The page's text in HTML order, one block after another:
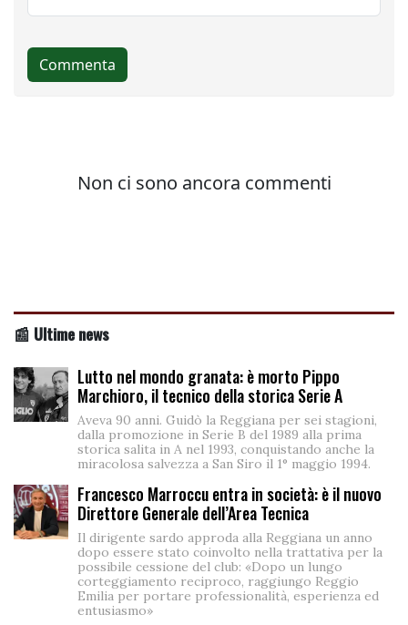
📰 Ultime news
Lutto nel mondo granata: è morto Pippo
Marchioro, il tecnico della storica Serie A
Aveva 90 anni. Guidò la Reggiana per sei stagioni,
dalla promozione in Serie B del 1989 alla prima
storica salita in A nel 1993, conquistando anche la
miracolosa salvezza a San Siro il 1° maggio 1994.
Francesco Marroccu entra in società: è il nuovo
Direttore Generale dell’Area Tecnica
Il dirigente sardo approda alla Reggiana un anno
dopo essere stato coinvolto nella trattativa per la
possibile cessione del club: «Dopo un lungo
corteggiamento reciproco, raggiungo Reggio
Emilia per portare professionalità, esperienza ed
entusiasmo»